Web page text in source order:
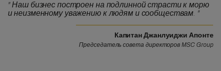
" Наш бизнес построен на подлинной страсти к морю
и неизменному уважению к людям и сообществам. "
Капитан Джанлуиджи Апонте
Председатель совета директоров MSC Group